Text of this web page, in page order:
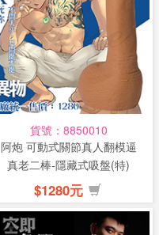
貨號：8850010
阿炮 可動式關節真人翻模逼
真老二棒-隱藏式吸盤(特)
$1280元